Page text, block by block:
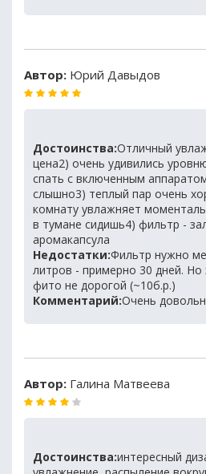
Автор: Юрий Давыдов
Достоинства:Отличный
цена2) очень удивились
спать с включенным
слышно3) теплый пар очень
комнату увлажняет
в тумане сидишь4) фильтр -
аромакапсула
Недостатки:Фильтр нужно
литров - примерно 30 дней. Но
фито не дорогой (~10б.р.)
Комментарий:Очень
Автор: Галина Матвеева
Достоинства:интересный